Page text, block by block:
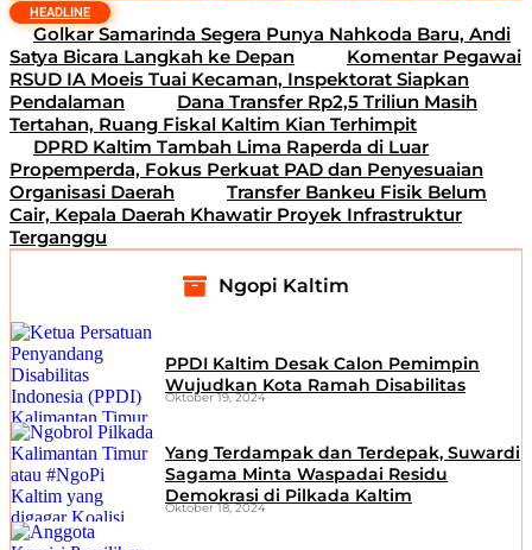
HEADLINE
Golkar Samarinda Segera Punya Nahkoda Baru, Andi
Satya Bicara Langkah ke Depan
Komentar Pegawai
RSUD IA Moeis Tuai Kecaman, Inspektorat Siapkan
Pendalaman
Dana Transfer Rp2,5 Triliun Masih
Tertahan, Ruang Fiskal Kaltim Kian Terhimpit
DPRD Kaltim Tambah Lima Raperda di Luar
Propemperda, Fokus Perkuat PAD dan Penyesuaian
Organisasi Daerah
Transfer Bankeu Fisik Belum
Cair, Kepala Daerah Khawatir Proyek Infrastruktur
Terganggu
Ngopi Kaltim
PPDI Kaltim Desak Calon Pemimpin
Wujudkan Kota Ramah Disabilitas
Oktober 19, 2024
Yang Terdampak dan Terdepak, Suwardi
Sagama Minta Waspadai Residu
Demokrasi di Pilkada Kaltim
Oktober 18, 2024